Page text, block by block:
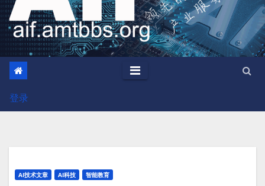
登录
AI技术文章 AI科技 智能教育